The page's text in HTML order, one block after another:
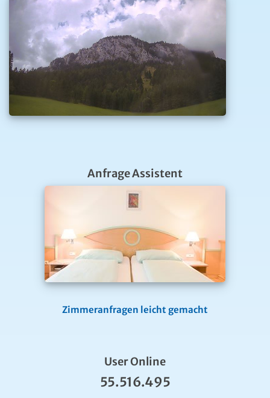
Anfrage Assistent
Zimmeranfragen leicht gemacht
User Online
55.516.495